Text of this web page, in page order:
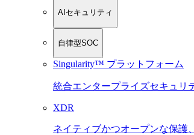
AIセキュリティ
自律型SOC
Singularity™ プラットフォーム
統合エンタープライズセキュリ
XDR
ネイティブかつオープンな保護